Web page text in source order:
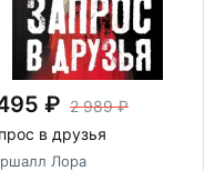
2 989
в друзья
Лора